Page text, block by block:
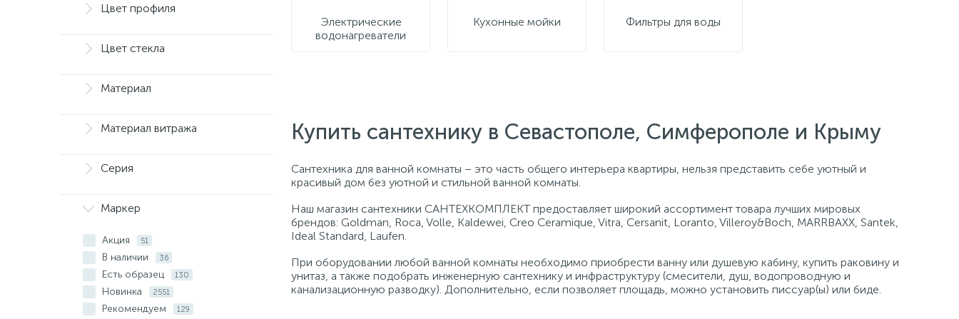
Цвет профиля
Цвет стекла
Материал
Материал витража
Серия
Маркер
Акция 51
В наличии 36
Есть образец 130
Новинка 2551
Рекомендуем 129
Электрические
водонагреватели
Кухонные мойки Фильтры для воды
Купить сантехнику в Севастополе, Симферополе и Крыму
Сантехника для ванной комнаты – это часть общего интерьера квартиры, нельзя представить себе уютный и
красивый дом без уютной и стильной ванной комнаты.
Наш магазин сантехники САНТЕХКОМПЛЕКТ предоставляет широкий ассортимент товара лучших мировых
брендов: Goldman, Roca, Volle, Kaldewei, Creo Ceramique, Vitra, Cersanit, Loranto, Villeroy&Boch, MARRBAXX, Santek,
Ideal Standard, Laufen.
При оборудовании любой ванной комнаты необходимо приобрести ванну или душевую кабину, купить раковину и
унитаз, а также подобрать инженерную сантехнику и инфраструктуру (смесители, душ, водопроводную и
канализационную разводку). Дополнительно, если позволяет площадь, можно установить писсуар(ы) или биде.